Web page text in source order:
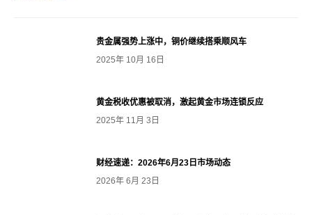
贵金属强势上涨中，铜价继续搭乘顺风车
2025年 10月 16日
黄金税收优惠被取消，激起黄金市场连锁反应
2025年 11月 3日
财经速递：2026年6月23日市场动态
2026年 6月 23日